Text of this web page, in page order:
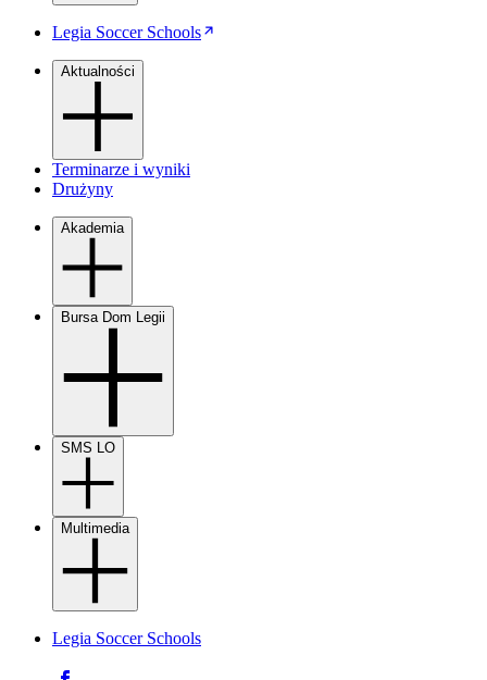
Legia Soccer Schools
Aktualności
Terminarze i wyniki
Drużyny
Akademia
Bursa Dom Legii
SMS LO
Multimedia
Legia Soccer Schools